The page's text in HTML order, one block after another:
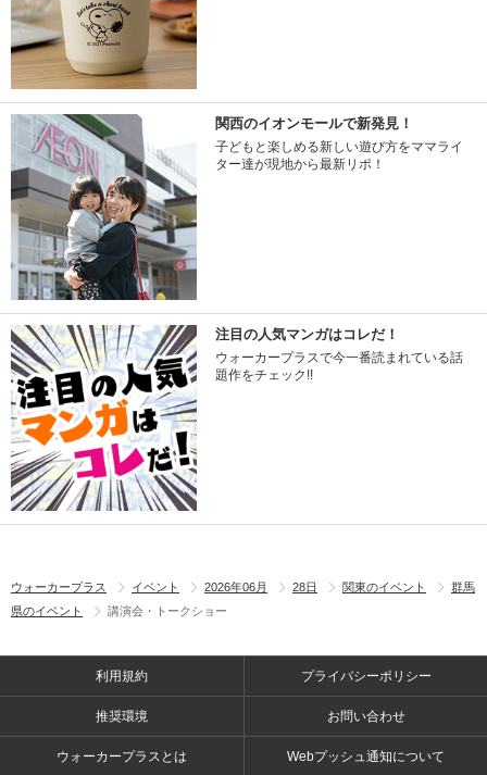
関西のイオンモールで新発見！
子どもと楽しめる新しい遊び方をママライ
ター達が現地から最新リポ！
注目の人気マンガはコレだ！
ウォーカープラスで今一番読まれている話
題作をチェック!!
ウォーカープラス イベント 2026年06月 28日 関東のイベント
群馬
県のイベント
講演会・トークショー
利用規約 プライバシーポリシー
推奨環境 お問い合わせ
ウォーカープラスとは Webプッシュ通知について